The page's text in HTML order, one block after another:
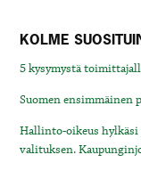
KOLME
5 kysymystä
Suomen
Hallinto-oikeus
valituksen.